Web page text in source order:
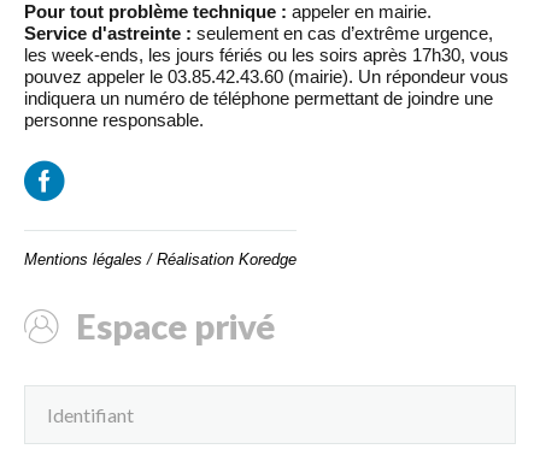
Pour tout problème technique : appeler en mairie.
Service d'astreinte : seulement en cas d’extrême urgence,
les week-ends, les jours fériés ou les soirs après 17h30, vous
pouvez appeler le 03.85.42.43.60 (mairie). Un répondeur vous
indiquera un numéro de téléphone permettant de joindre une
personne responsable.
Mentions légales / Réalisation Koredge
Espace privé